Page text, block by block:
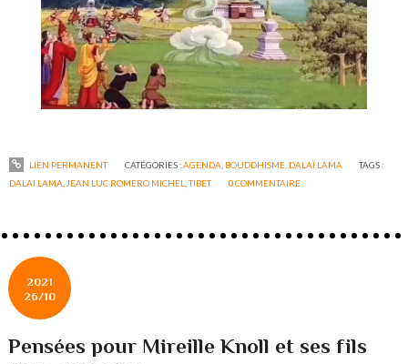
LIEN PERMANENT CATÉGORIES :AGENDA BOUDDHISME, DALAÏ LAMA
TAGS :
DALAI LAMA JEAN LUC ROMERO MICHEL ,TIBET 0COMMENTAIRE
2021
26/10
Pensées pour Mireille Knoll et ses fils